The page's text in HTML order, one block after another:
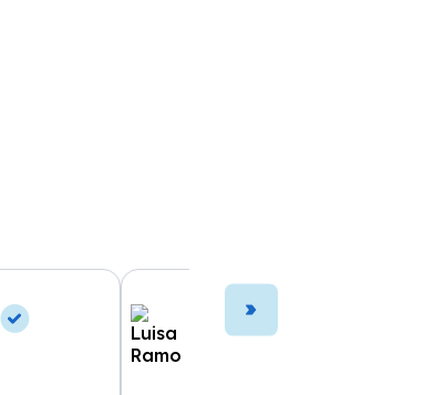
Luisa Ramo -
10 Jun, 2026